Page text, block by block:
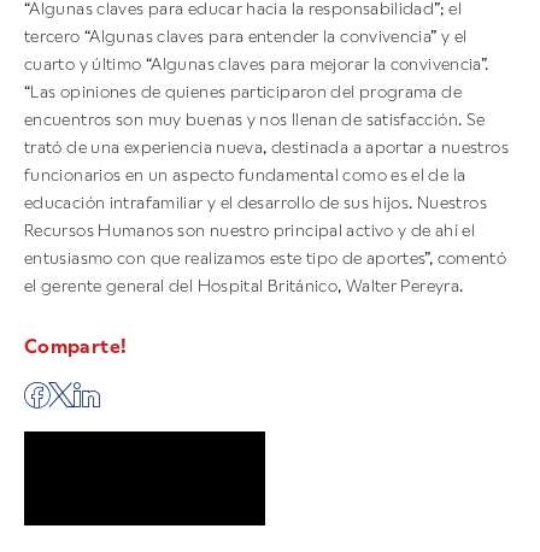
“Algunas claves para educar hacia la responsabilidad”; el
tercero “Algunas claves para entender la convivencia” y el
cuarto y último “Algunas claves para mejorar la convivencia”.
“Las opiniones de quienes participaron del programa de
encuentros son muy buenas y nos llenan de satisfacción. Se
trató de una experiencia nueva, destinada a aportar a nuestros
funcionarios en un aspecto fundamental como es el de la
educación intrafamiliar y el desarrollo de sus hijos. Nuestros
Recursos Humanos son nuestro principal activo y de ahí el
entusiasmo con que realizamos este tipo de aportes”, comentó
el gerente general del Hospital Británico, Walter Pereyra.
Comparte!